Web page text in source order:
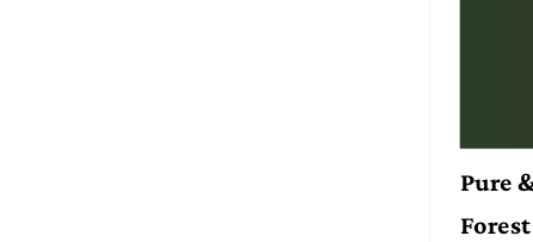
Pure
Forest